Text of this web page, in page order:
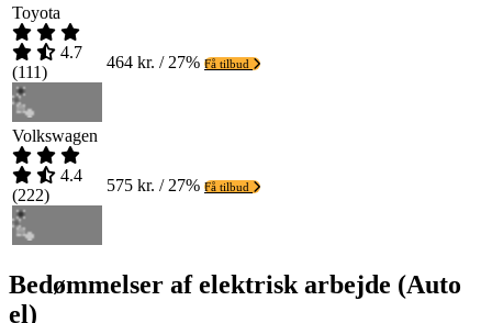
Toyota
4.7
(111)
464 kr. / 27% Få tilbud
Volkswagen
4.4
(222)
575 kr. / 27% Få tilbud
Bedømmelser af elektrisk arbejde (Auto
el)